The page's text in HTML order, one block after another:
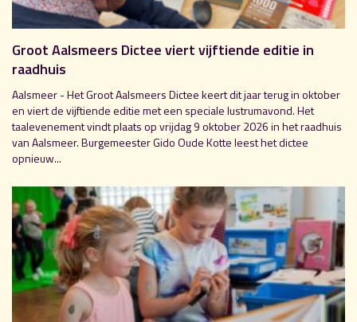
Groot Aalsmeers Dictee viert vijftiende editie in
raadhuis
Aalsmeer - Het Groot Aalsmeers Dictee keert dit jaar terug in oktober
en viert de vijftiende editie met een speciale lustrumavond. Het
taalevenement vindt plaats op vrijdag 9 oktober 2026 in het raadhuis
van Aalsmeer. Burgemeester Gido Oude Kotte leest het dictee
opnieuw...